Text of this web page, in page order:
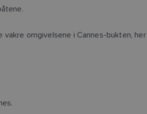
omgivelsene i Cannes-bukten,